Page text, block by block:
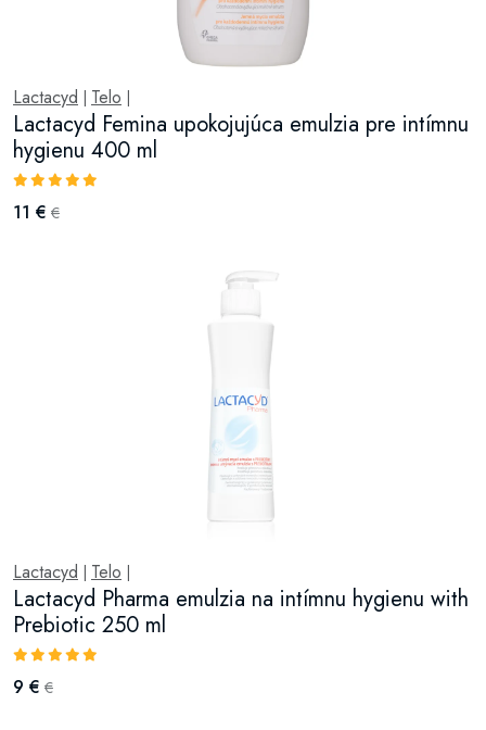
Lactacyd Telo
Lactacyd Femina upokojujúca emulzia pre intímnu
hygienu 400 ml
11 € €
Lactacyd Telo
Lactacyd Pharma emulzia na intímnu hygienu with
Prebiotic 250 ml
9 € €